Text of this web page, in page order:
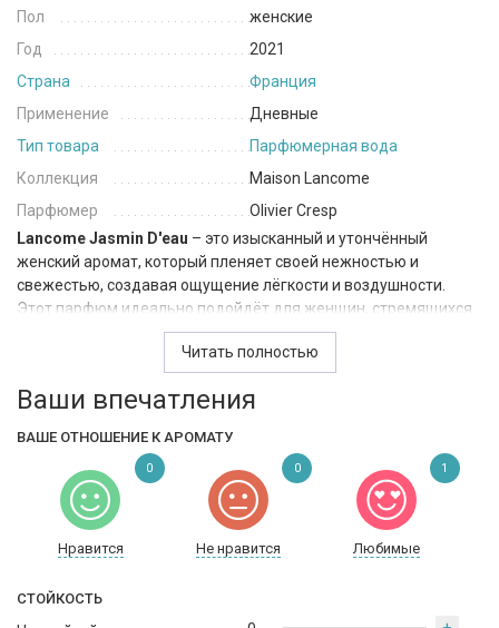
Пол
женские
Год
2021
Страна
Франция
Применение
Дневные
Тип товара
Парфюмерная вода
Коллекция
Maison Lancome
Парфюмер
Olivier Cresp
Lancome Jasmin D'eau – это изысканный и утончённый
женский аромат, который пленяет своей нежностью и
свежестью, создавая ощущение лёгкости и воздушности.
Этот парфюм идеально подойдёт для женщин, стремящихся
подчеркнуть свою элегантность и природную красоту с
помощью мягкого и гармоничного аромата. Относится к
семейству цветочные.
бергамота, которые придают композиции бодрящую
цитрусовую свежесть. Этот начальный аккорд дарит
ощущение чистоты и прозрачности, словно солнечные лучи,
проникающие сквозь листву. Сердце аромата расцветает
белого персика и жасминового чая. Жасмин придаёт
добавляет изысканные и слегка горьковатые акценты, цветок
Читать полностью
Ваши впечатления
ВАШЕ ОТНОШЕНИЕ К АРОМАТУ
Нравится Не нравится Любимые
0 0 1
СТОЙКОСТЬ